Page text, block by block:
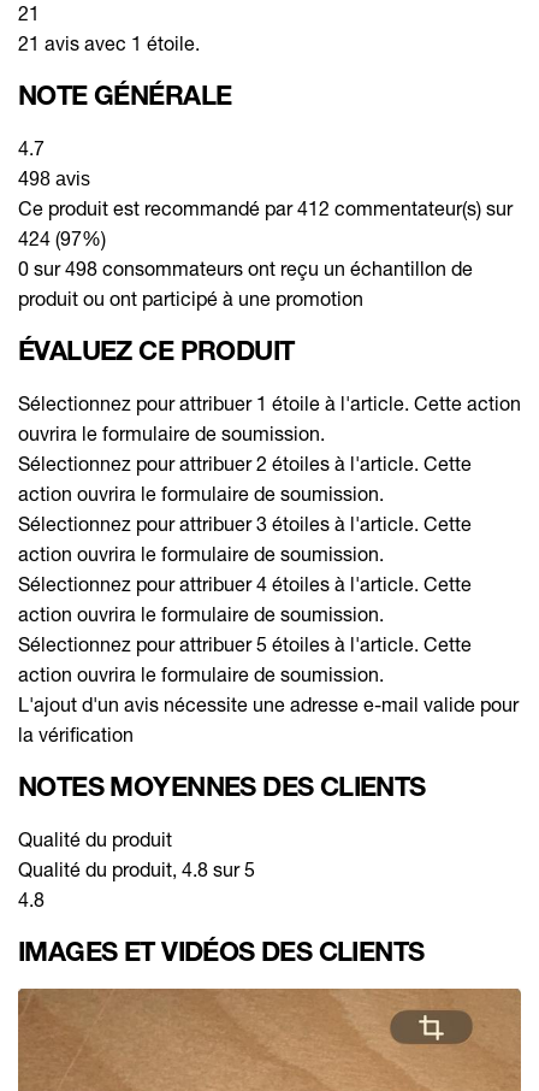
21
21 avis avec 1 étoile.
NOTE GÉNÉRALE
4.7
498 avis
Ce produit est recommandé par 412 commentateur(s) sur
424 (97%)
0 sur 498 consommateurs ont reçu un échantillon de
produit ou ont participé à une promotion
ÉVALUEZ CE PRODUIT
Sélectionnez pour attribuer 1 étoile à l'article. Cette action
ouvrira le formulaire de soumission.
Sélectionnez pour attribuer 2 étoiles à l'article. Cette
action ouvrira le formulaire de soumission.
Sélectionnez pour attribuer 3 étoiles à l'article. Cette
action ouvrira le formulaire de soumission.
Sélectionnez pour attribuer 4 étoiles à l'article. Cette
action ouvrira le formulaire de soumission.
Sélectionnez pour attribuer 5 étoiles à l'article. Cette
action ouvrira le formulaire de soumission.
L'ajout d'un avis nécessite une adresse e-mail valide pour
la vérification
NOTES MOYENNES DES CLIENTS
Qualité du produit
Qualité du produit, 4.8 sur 5
4.8
IMAGES ET VIDÉOS DES CLIENTS